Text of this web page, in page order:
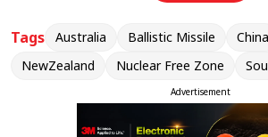
संवेदनशील दृष्टि से देखते हैं।
भारत समेत बांग्लादेश-
Tags Australia Ballistic Missile China
NewZealand
Nuclear Free Zone
Advertisement